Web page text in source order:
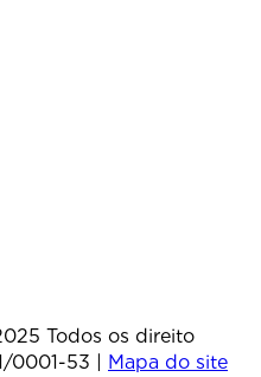
Todos os direito
0001-53 | Mapa do site